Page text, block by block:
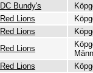
DC Bundy's
Red Lions
Red Lions
Red Lions
Red Lions